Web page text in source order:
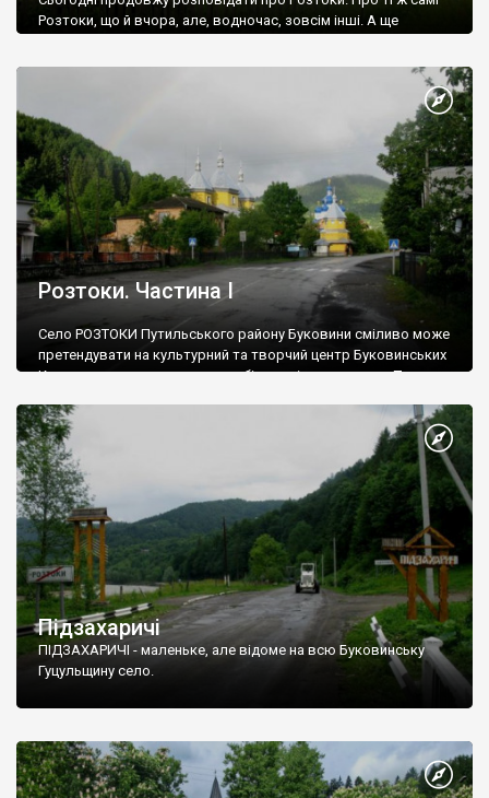
Розтоки, що й вчора, але, водночас, зовсім інші. А ще
Розтоки. Частина І
Село РОЗТОКИ Путильського району Буковини сміливо може
претендувати на культурний та творчий центр Буковинських
Карпат, адже причин для того більш, ніж достатньо. По-
В Розтоках поет працював вчителем, тут він написав ряд
віршів, один з яких містить пророцькі слова про соборну
Україну.
Підзахаричі
ПІДЗАХАРИЧІ - маленьке, але відоме на всю Буковинську
Гуцульщину село.